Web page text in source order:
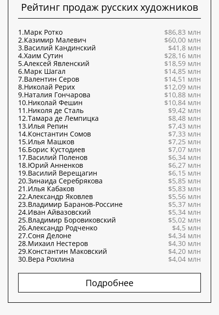
Рейтинг продаж русских художников
1.Марк Ротко
$86,83 млн
2.Казимир Малевич
$60,00 млн
3.Василий Кандинский
$41,8 млн
4.Хаим Сутин
$28,16 млн
5.Алексей Явленский
$18,59 млн
6.Марк Шагал
$14,85 млн
7.Валентин Серов
$14,51 млн
8.Николай Рерих
$12,09 млн
9.Наталия Гончарова
$10,88 млн
10.Николай Фешин
$10,84 млн
11.Николя де Сталь
$9,42 млн
12.Тамара де Лемпицка
$8,48 млн
13.Илья Репин
$7,43 млн
14.Константин Сомов
$7,33 млн
15.Илья Машков
$7,25 млн
16.Борис Кустодиев
$7,07 млн
17.Василий Поленов
$6,34 млн
18.Юрий Анненков
$6,27 млн
19.Василий Верещагин
$6,15 млн
20.Зинаида Серебрякова
$5,85 млн
21.Илья Кабаков
$5,83 млн
22.Александр Яковлев
$5,56 млн
23.Владимир Баранов-Россине
$5,37 млн
24.Иван Айвазовский
$5,34 млн
25.Владимир Боровиковский
$5,02 млн
26.Александр Родченко
$4,5 млн
27.Соня Делоне
$4,34 млн
28.Михаил Нестеров
$4,30 млн
29.Константин Маковский
$4,20 млн
30.Вера Рохлина $4,04 млн
Подробнее